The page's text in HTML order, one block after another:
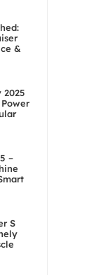
&
2025
–
S